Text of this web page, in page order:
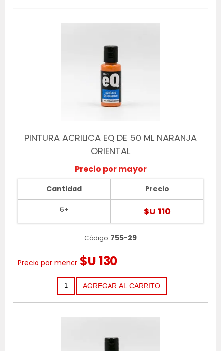
PINTURA ACRILICA EQ DE 50 ML NARANJA
ORIENTAL
Precio por mayor
Cantidad
6+
Precio
$U 110
Código: 755-29
Precio por menor $U 130